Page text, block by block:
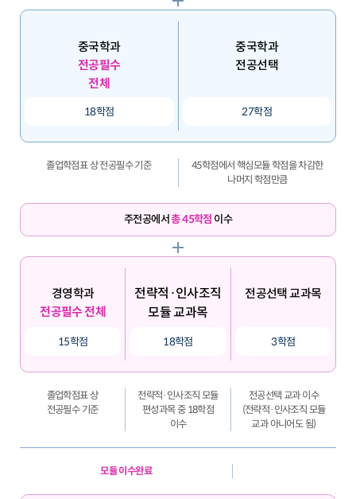
중국학과
전공필수
전체
18학점
중국학과
전공선택
27학점
졸업학점표 상 전공필수 기준
45학점에서 핵심모듈 학점을 차감한
나머지 학점만큼
주전공에서총 45학점 이수
경영학과
전공필수 전체
15학점
전략적·인사조직
모듈 교과목
18학점
전공선택 교과목
3학점
졸업학점표 상
전공필수 기준
전략적·인사조직 모듈
편성과목 중 18학점
이수
전공선택 교과 이수
(전략적·인사조직 모듈
교과 아니어도 됨)
모듈 이수완료